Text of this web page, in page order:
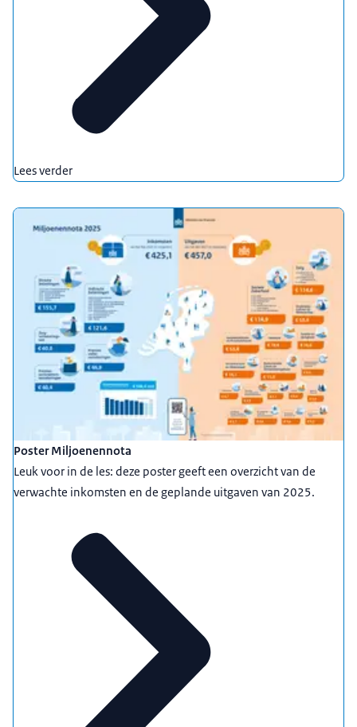
Lees verder
Poster Miljoenennota
Leuk voor in de les: deze poster geeft een overzicht van de
verwachte inkomsten en de geplande uitgaven van 2025.